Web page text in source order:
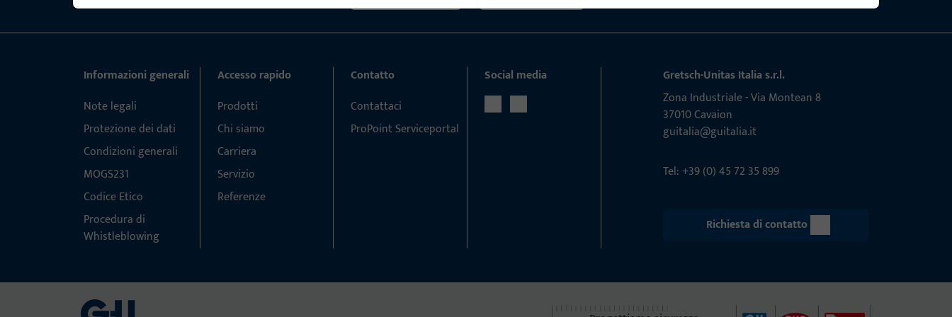
Informazioni generali
Note legali
Protezione dei dati
Condizioni generali
MOGS231
Codice Etico
Procedura di
Whistleblowing
Accesso rapido
Prodotti
Chi siamo
Carriera
Servizio
Referenze
Contatto
Contattaci
ProPoint Serviceportal
Social media
Gretsch-Unitas Italia s.r.l.
Zona Indu­s­triale - Via Mon­tean 8
37010 Cavaion
guitalia@guitalia.it
Tel: +39 (0) 45 72 35 899
Richiesta di contatto